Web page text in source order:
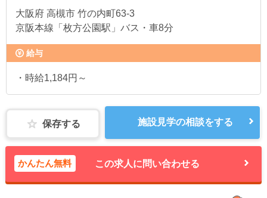
大阪府 高槻市 竹の内町63-3
京阪本線「枚方公園駅」バス・車8分
給与
・時給1,184円～
保存する 施設見学の相談をする
かんたん無料 この求人に問い合わせる